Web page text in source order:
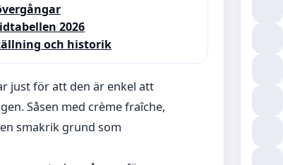
2026
och historik
just för att den är enkel att
Såsen med crème fraîche,
smakrik grund som